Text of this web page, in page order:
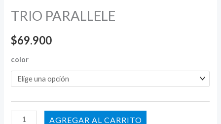
TRIO PARALLELE
$69.900
color
AÑADIR AL CARRITO